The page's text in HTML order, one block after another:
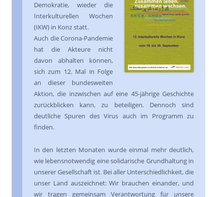
Demokratie, wieder die
Interkulturellen Wochen
(IKW) in Konz statt.
Auch die Corona-Pandemie
hat die Akteure nicht
davon abhalten können,
sich zum 12. Mal in Folge
an dieser bundesweiten
Aktion, die inzwischen auf eine 45-jährige Geschichte
zurückblicken kann, zu beteiligen. Dennoch sind
deutliche Spuren des Virus auch im Programm zu
finden.
In den letzten Monaten wurde einmal mehr deutlich,
wie lebensnotwendig eine solidarische Grundhaltung in
unserer Gesellschaft ist. Bei aller Unterschiedlichkeit, die
unser Land auszeichnet: Wir brauchen einander, und
wir tragen gemeinsam Verantwortung für unsere